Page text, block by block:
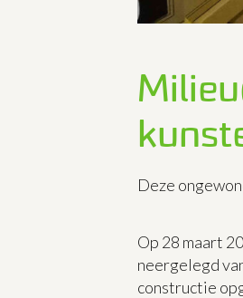
Deze
Op 28 maart
neergelegd
constructie